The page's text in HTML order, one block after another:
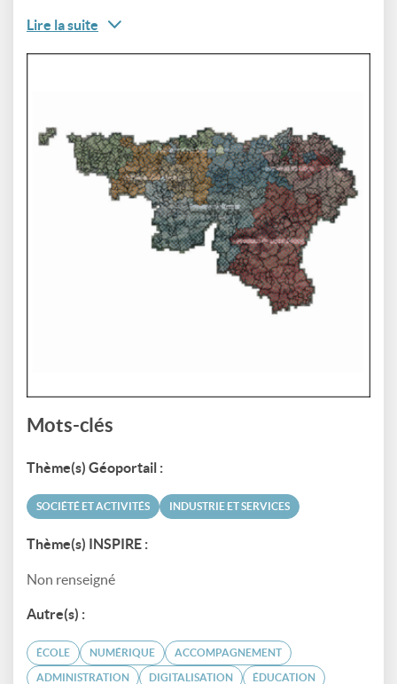
Lire la suite
Mots-clés
Thème(s) Géoportail :
SOCIÉTÉ ET ACTIVITÉS INDUSTRIE ET SERVICES
Thème(s) INSPIRE :
Non renseigné
Autre(s) :
ÉCOLE NUMÉRIQUE ACCOMPAGNEMENT
ADMINISTRATION DIGITALISATION ÉDUCATION